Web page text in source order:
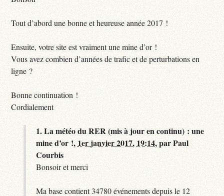
Tout d’abord une bonne et heureuse année 2017 !
Ensuite, votre site est vraiment une mine d’or !
Vous avez combien d’années de trafic et de perturbations en
ligne ?
Bonne continuation !
Cordialement
1.La météo du RER (mis à jour en continu) : une
mine d’or !, 1er janvier 2017, 19:14,parPaul
Courbis
Bonsoir et merci
Ma base contient 34780 événements depuis le 12